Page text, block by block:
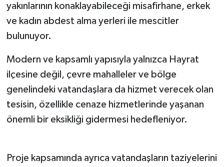
yakınlarının konaklayabileceği misafirhane, erkek
ve kadın abdest alma yerleri ile mescitler
bulunuyor.
Modern ve kapsamlı yapısıyla yalnızca Hayrat
ilçesine değil, çevre mahalleler ve bölge
genelindeki vatandaşlara da hizmet verecek olan
tesisin, özellikle cenaze hizmetlerinde yaşanan
önemli bir eksikliği gidermesi hedefleniyor.
Proje kapsamında ayrıca vatandaşların taziyelerini